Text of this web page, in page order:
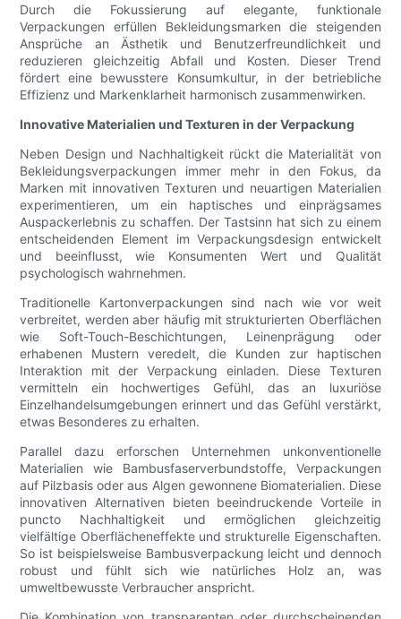
Durch die Fokussierung auf elegante, funktionale
Verpackungen erfüllen Bekleidungsmarken die steigenden
Ansprüche an Ästhetik und Benutzerfreundlichkeit und
reduzieren gleichzeitig Abfall und Kosten. Dieser Trend
fördert eine bewusstere Konsumkultur, in der betriebliche
Effizienz und Markenklarheit harmonisch zusammenwirken.
Innovative Materialien und Texturen in der Verpackung
Neben Design und Nachhaltigkeit rückt die Materialität von
Bekleidungsverpackungen immer mehr in den Fokus, da
Marken mit innovativen Texturen und neuartigen Materialien
experimentieren, um ein haptisches und einprägsames
Auspackerlebnis zu schaffen. Der Tastsinn hat sich zu einem
entscheidenden Element im Verpackungsdesign entwickelt
und beeinflusst, wie Konsumenten Wert und Qualität
psychologisch wahrnehmen.
Traditionelle Kartonverpackungen sind nach wie vor weit
verbreitet, werden aber häufig mit strukturierten Oberflächen
wie Soft-Touch-Beschichtungen, Leinenprägung oder
erhabenen Mustern veredelt, die Kunden zur haptischen
Interaktion mit der Verpackung einladen. Diese Texturen
vermitteln ein hochwertiges Gefühl, das an luxuriöse
Einzelhandelsumgebungen erinnert und das Gefühl verstärkt,
etwas Besonderes zu erhalten.
Parallel dazu erforschen Unternehmen unkonventionelle
Materialien wie Bambusfaserverbundstoffe, Verpackungen
auf Pilzbasis oder aus Algen gewonnene Biomaterialien. Diese
innovativen Alternativen bieten beeindruckende Vorteile in
puncto Nachhaltigkeit und ermöglichen gleichzeitig
vielfältige Oberflächeneffekte und strukturelle Eigenschaften.
So ist beispielsweise Bambusverpackung leicht und dennoch
robust und fühlt sich wie natürliches Holz an, was
umweltbewusste Verbraucher anspricht.